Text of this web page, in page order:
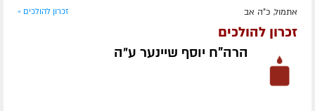
אתמול, כ"ה אב זכרון להולכים »
זכרון להולכים
הרה"ח יוסף שיינער ע״ה